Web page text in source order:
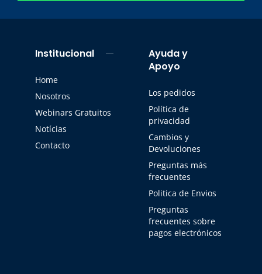
Institucional
Home
Nosotros
Webinars Gratuitos
Notícias
Contacto
Ayuda y
Apoyo
Los pedidos
Política de
privacidad
Cambios y
Devoluciones
Preguntas más
frecuentes
Politica de Envios
Preguntas
frecuentes sobre
pagos electrónicos